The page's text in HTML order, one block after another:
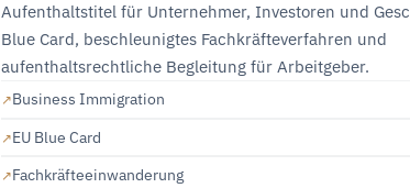
Aufenthaltstitel für Unternehmer, Investoren und
Blue Card, beschleunigtes Fachkräfteverfahren und
aufenthaltsrechtliche Begleitung für Arbeitgeber.
Business Immigration
EU Blue Card
Fachkräfteeinwanderung